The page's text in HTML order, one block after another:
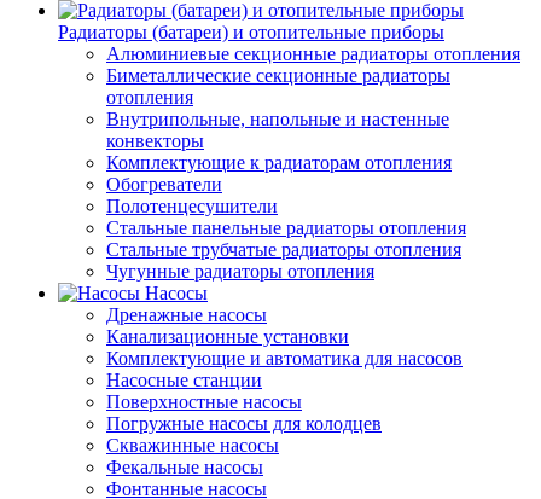
Радиаторы (батареи) и отопительные приборы
Алюминиевые секционные радиаторы отопления
Биметаллические секционные радиаторы
отопления
Внутрипольные, напольные и настенные
конвекторы
Комплектующие к радиаторам отопления
Обогреватели
Полотенцесушители
Стальные панельные радиаторы отопления
Стальные трубчатые радиаторы отопления
Чугунные радиаторы отопления
Насосы
Дренажные насосы
Канализационные установки
Комплектующие и автоматика для насосов
Насосные станции
Поверхностные насосы
Погружные насосы для колодцев
Скважинные насосы
Фекальные насосы
Фонтанные насосы